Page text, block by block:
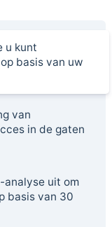
u kunt
basis van uw
van
in de gaten
analyse uit om
basis van 30